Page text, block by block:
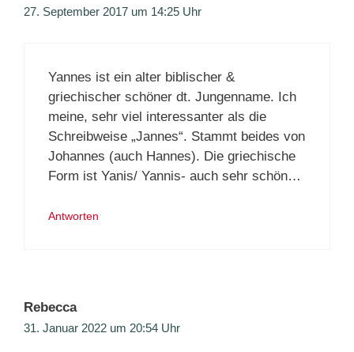
27. September 2017 um 14:25 Uhr
Yannes ist ein alter biblischer &
griechischer schöner dt. Jungenname. Ich
meine, sehr viel interessanter als die
Schreibweise „Jannes“. Stammt beides von
Johannes (auch Hannes). Die griechische
Form ist Yanis/ Yannis- auch sehr schön…
Antworten
Rebecca
31. Januar 2022 um 20:54 Uhr